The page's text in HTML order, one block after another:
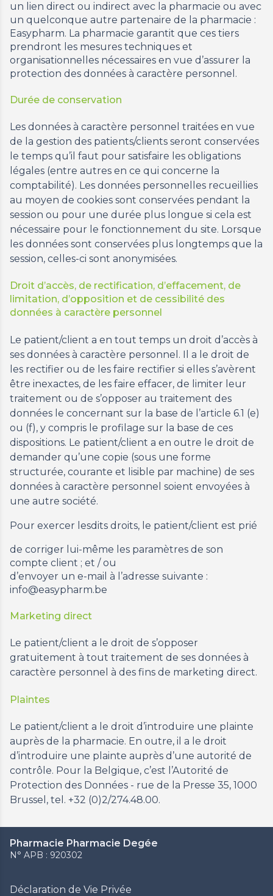
un lien direct ou indirect avec la pharmacie ou avec
un quelconque autre partenaire de la pharmacie :
Easypharm. La pharmacie garantit que ces tiers
prendront les mesures techniques et
organisationnelles nécessaires en vue d’assurer la
protection des données à caractère personnel.
Durée de conservation
Les données à caractère personnel traitées en vue
de la gestion des patients/clients seront conservées
le temps qu’il faut pour satisfaire les obligations
légales (entre autres en ce qui concerne la
comptabilité). Les données personnelles recueillies
au moyen de cookies sont conservées pendant la
session ou pour une durée plus longue si cela est
nécessaire pour le fonctionnement du site. Lorsque
les données sont conservées plus longtemps que la
session, celles-ci sont anonymisées.
Droit d’accès, de rectification, d’effacement, de
limitation, d’opposition et de cessibilité des
données à caractère personnel
Le patient/client a en tout temps un droit d’accès à
ses données à caractère personnel. Il a le droit de
les rectifier ou de les faire rectifier si elles s’avèrent
être inexactes, de les faire effacer, de limiter leur
traitement ou de s’opposer au traitement des
données le concernant sur la base de l’article 6.1 (e)
ou (f), y compris le profilage sur la base de ces
dispositions. Le patient/client a en outre le droit de
demander qu’une copie (sous une forme
structurée, courante et lisible par machine) de ses
données à caractère personnel soient envoyées à
une autre société.
Pour exercer lesdits droits, le patient/client est prié
de corriger lui-même les paramètres de son
compte client ; et / ou
d’envoyer un e-mail à l’adresse suivante :
info@easypharm.be
Marketing direct
Le patient/client a le droit de s’opposer
gratuitement à tout traitement de ses données à
caractère personnel à des fins de marketing direct.
Plaintes
Le patient/client a le droit d’introduire une plainte
auprès de la pharmacie. En outre, il a le droit
d’introduire une plainte auprès d’une autorité de
contrôle. Pour la Belgique, c’est l’Autorité de
Protection des Données - rue de la Presse 35, 1000
Brussel, tel. +32 (0)2/274.48.00.
Pharmacie Pharmacie Degée
N° APB : 920302
Déclaration de Vie Privée